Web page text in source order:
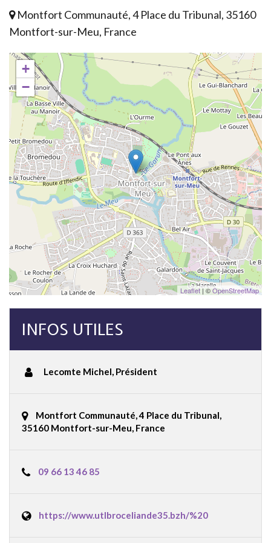
Montfort Communauté, 4 Place du Tribunal, 35160
Montfort-sur-Meu, France
+
−
Leaflet| ©OpenStreetMap
INFOS UTILES
Lecomte Michel, Président
Montfort Communauté, 4 Place du Tribunal,
35160 Montfort-sur-Meu, France
09 66 13 46 85
https://www.utlbroceliande35.bzh/%20